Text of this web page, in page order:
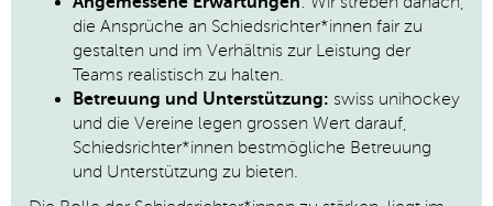
die Ansprüche an Schiedsrichter*innen fair zu
gestalten und im Verhältnis zur Leistung der
Teams realistisch zu halten.
Betreuung und Unterstützung: swiss unihockey
und die Vereine legen grossen Wert darauf,
Schiedsrichter*innen bestmögliche Betreuung
und Unterstützung zu bieten.